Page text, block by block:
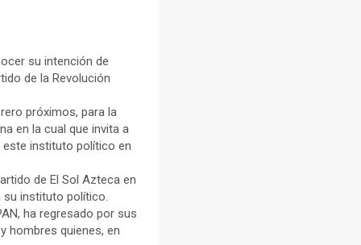
su intención de
de la Revolución
próximos, para la
en la cual que invita a
este instituto político en
de El Sol Azteca en
su instituto político.
ha regresado por sus
hombres quienes, en